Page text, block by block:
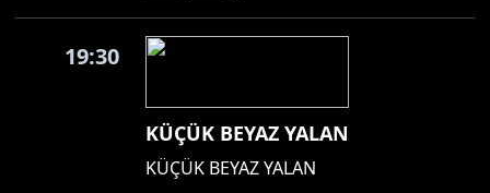
19:30
KÜÇÜK BEYAZ YALAN
KÜÇÜK BEYAZ YALAN